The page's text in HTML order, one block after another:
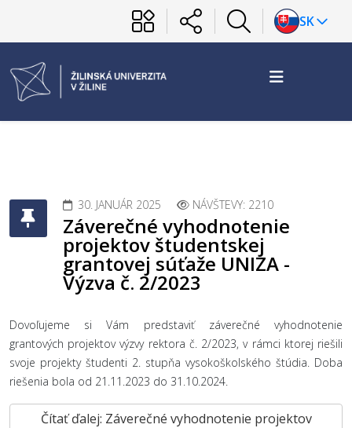
SK
30. JANUÁR 2025 NÁVŠTEVY: 2210
Záverečné vyhodnotenie
projektov študentskej
grantovej súťaže UNIZA -
Výzva č. 2/2023
Dovoľujeme si Vám predstaviť záverečné vyhodnotenie
grantových projektov výzvy rektora č. 2/2023, v rámci ktorej riešili
svoje projekty študenti 2. stupňa vysokoškolského štúdia. Doba
riešenia bola od 21.11.2023 do 31.10.2024.
Čítať ďalej: Záverečné vyhodnotenie projektov